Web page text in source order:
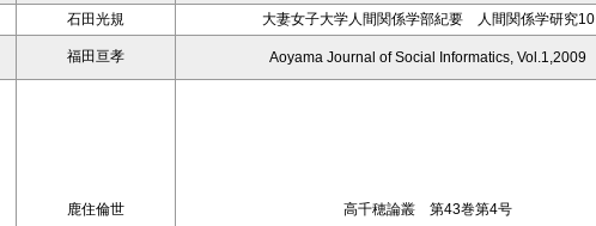
石田光規 大妻女子大学人間関係学部紀要 人間関係学研究10
福田亘孝 Aoyama Journal of Social Informatics, Vol.1,2009
鹿住倫世 高千穂論叢 第43巻第4号